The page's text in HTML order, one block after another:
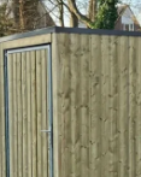
Vergroot